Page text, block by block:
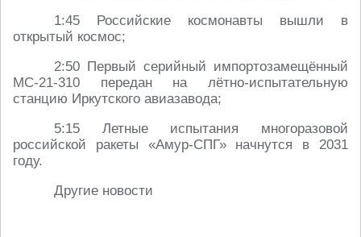
1:45 Российские космонавты вышли в
открытый космос;
2:50 Первый серийный импортозамещённый
МС-21-310 передан на лётно-испытательную
станцию Иркутского авиазавода;
5:15 Летные испытания многоразовой
российской ракеты «Амур-СПГ» начнутся в 2031
году.
Другие новости